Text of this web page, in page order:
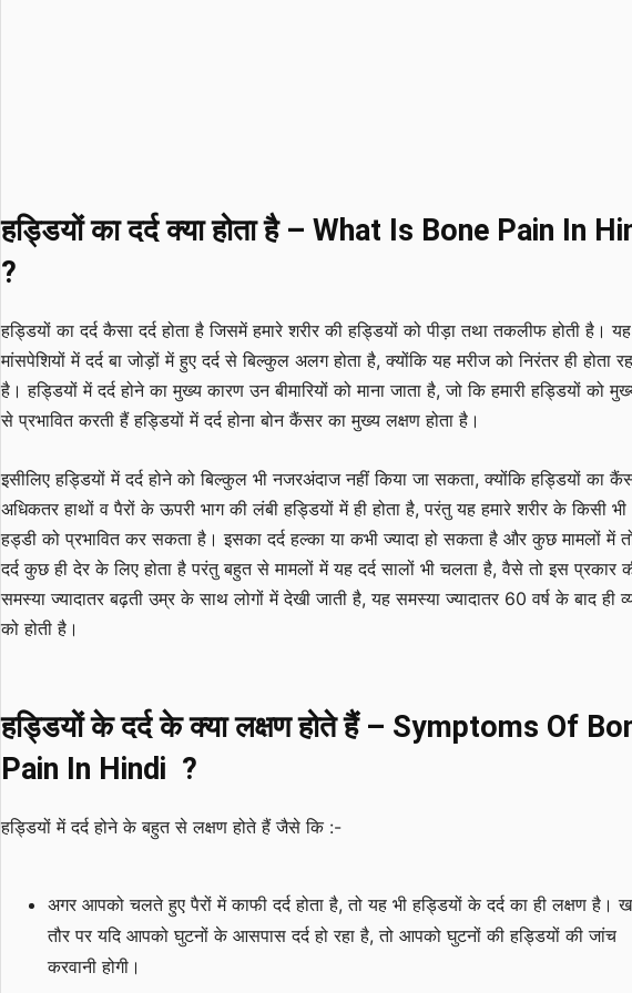
हड्डियों का दर्द क्या होता है – What Is Bone Pain In
?
हड्डियों का दर्द कैसा दर्द होता है जिसमें हमारे शरीर की हड्डियों को पीड़ा तथा तकलीफ होती है। यह
मांसपेशियों में दर्द बा जोड़ों में हुए दर्द से बिल्कुल अलग होता है, क्योंकि यह मरीज को निरंतर ही होता
है। हड्डियों में दर्द होने का मुख्य कारण उन बीमारियों को माना जाता है, जो कि हमारी हड्डियों को
से प्रभावित करती हैं हड्डियों में दर्द होना बोन कैंसर का मुख्य लक्षण होता है।
इसीलिए हड्डियों में दर्द होने को बिल्कुल भी नजरअंदाज नहीं किया जा सकता, क्योंकि हड्डियों का
अधिकतर हाथों व पैरों के ऊपरी भाग की लंबी हड्डियों में ही होता है, परंतु यह हमारे शरीर के किसी भी
हड्डी को प्रभावित कर सकता है। इसका दर्द हल्का या कभी ज्यादा हो सकता है और कुछ मामलों में
दर्द कुछ ही देर के लिए होता है परंतु बहुत से मामलों में यह दर्द सालों भी चलता है, वैसे तो इस प्रकार
समस्या ज्यादातर बढ़ती उम्र के साथ लोगों में देखी जाती है, यह समस्या ज्यादातर 60 वर्ष के बाद ही
को होती है।
हड्डियों के दर्द के क्या लक्षण होते हैं – Symptoms Of
Pain In Hindi ?
हड्डियों में दर्द होने के बहुत से लक्षण होते हैं जैसे कि :-
अगर आपको चलते हुए पैरों में काफी दर्द होता है, तो यह भी हड्डियों के दर्द का ही लक्षण है।
तौर पर यदि आपको घुटनों के आसपास दर्द हो रहा है, तो आपको घुटनों की हड्डियों की जांच
करवानी होगी।